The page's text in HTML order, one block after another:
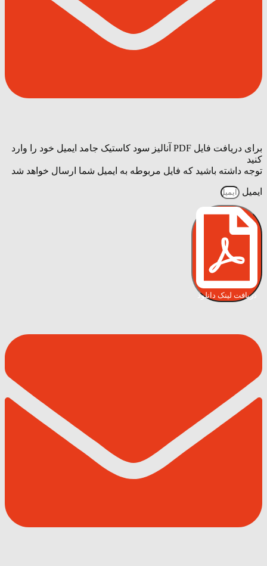
برای دریافت فایل PDF آنالیز سود کاستیک جامد ایمیل خود را وارد
کنید
توجه داشته باشید که فایل مربوطه به ایمیل شما ارسال خواهد شد
ایمیل
دریافت لینک دانلود